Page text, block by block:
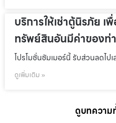
บริการให้เช่าตู้นิรภัย
ทรัพย์สินอันมีค่าของท่
โปรโมชั่นชัมเมอร์นี้ รับส่วนลดไป
ดูเพิ่มเติม »
ดูบทควา